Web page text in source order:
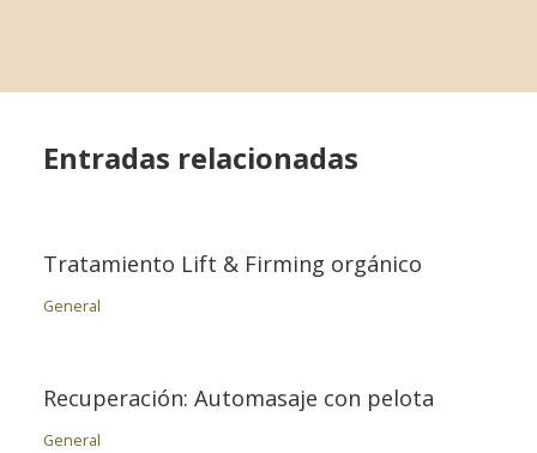
Entradas relacionadas
Tratamiento Lift & Firming orgánico
General
Recuperación: Automasaje con pelota
General